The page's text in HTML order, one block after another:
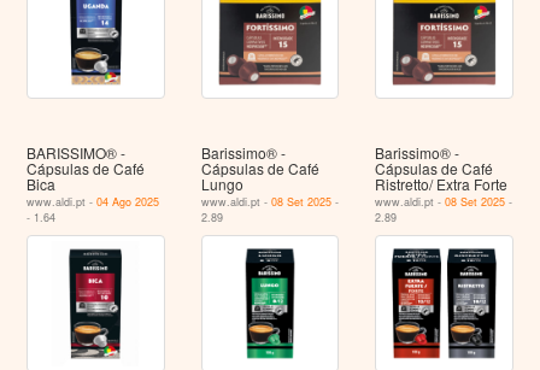
BARISSIMO® -
Cápsulas de Café
Bica
www.aldi.pt -04 Ago 2025
- 1.64
Barissimo® -
Cápsulas de Café
Lungo
www.aldi.pt - 08 Set 2025-
2.89
Barissimo® -
Cápsulas de Café
Ristretto/ Extra Forte
www.aldi.pt -08 Set 2025 -
2.89